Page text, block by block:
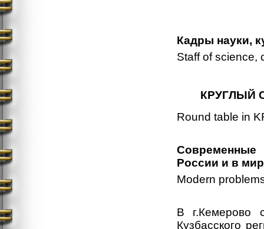
Кадры науки,
Staff of science,
КРУГЛЫЙ
Round table in
Современные
России и в
Modern
В г.Кемерово
Кузбасского